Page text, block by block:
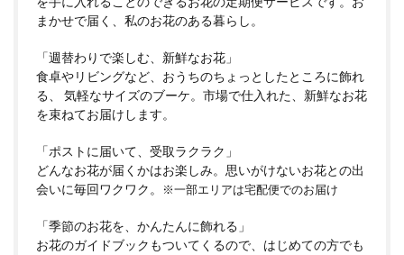
まかせで届く、私のお花のある暮らし。
「週替わりで楽しむ、新鮮なお花」
食卓やリビングなど、おうちのちょっとしたところに飾れ
る、 気軽なサイズのブーケ。市場で仕入れた、新鮮なお花
を束ねてお届けします。
「ポストに届いて、受取ラクラク」
どんなお花が届くかはお楽しみ。思いがけないお花との出
会いに毎回ワクワク。
※一部エリアは宅配便でのお届け
「季節のお花を、かんたんに飾れる」
お花のガイドブックもついてくるので、はじめての方でも